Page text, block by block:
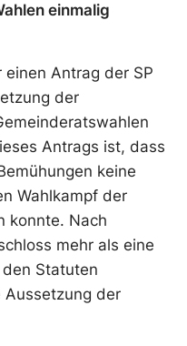
einmalig
Antrag der SP
der
Antrags ist, dass
keine
Wahlkampf der
konnte. Nach
mehr als eine
Statuten
Aussetzung der